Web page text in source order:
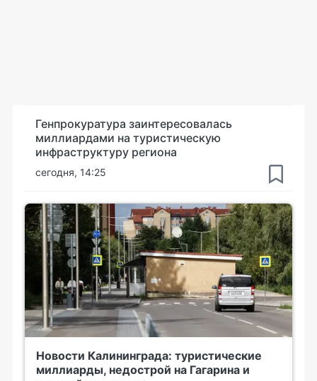
Генпрокуратура заинтересовалась
миллиардами на туристическую
инфраструктуру региона
сегодня, 14:25
Новости Калининграда: туристические
миллиарды, недострой на Гагарина и